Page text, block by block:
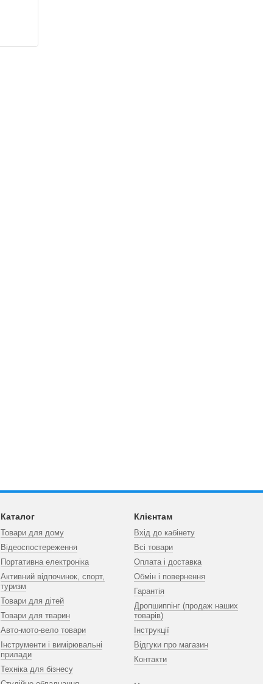
Каталог
Товари для дому
Відеоспостереження
Портативна електроніка
Активний відпочинок, спорт,
туризм
Товари для дітей
Товари для тварин
Авто-мото-вело товари
Інструменти і вимірювальні
прилади
Техніка для бізнесу
Клієнтам
Вхід до кабінету
Всі товари
Оплата і доставка
Обмін і повернення
Гарантія
Дропшиппінг (продаж наших
товарів)
Інструкції
Відгуки про магазин
Контакти